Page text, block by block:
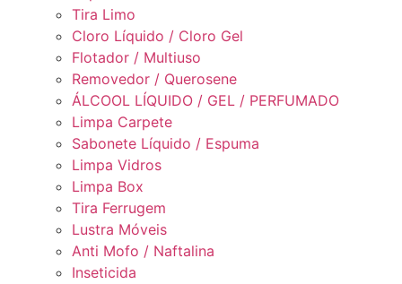
Tira Limo
Cloro Líquido / Cloro Gel
Flotador / Multiuso
Removedor / Querosene
ÁLCOOL LÍQUIDO / GEL / PERFUMADO
Limpa Carpete
Sabonete Líquido / Espuma
Limpa Vidros
Limpa Box
Tira Ferrugem
Lustra Móveis
Anti Mofo / Naftalina
Inseticida